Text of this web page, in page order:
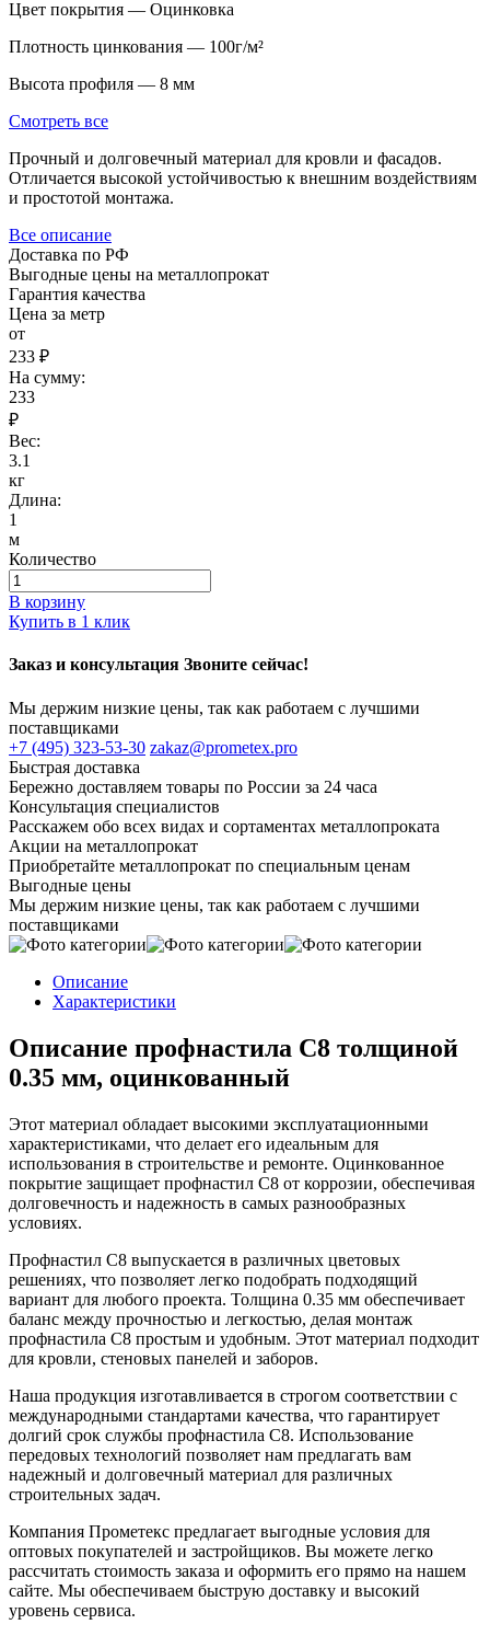
Цвет покрытия — Оцинковка
Плотность цинкования — 100г/м²
Высота профиля — 8 мм
Смотреть все
Прочный и долговечный материал для кровли и фасадов.
Отличается высокой устойчивостью к внешним воздействиям
и простотой монтажа.
Все описание
Доставка по РФ
Выгодные цены на металлопрокат
Гарантия качества
Цена за метр
от
233 ₽
На сумму:
233
₽
Вес:
3.1
кг
Длина:
1
м
Количество
В корзину
Купить в 1 клик
Заказ и консультация Звоните сейчас!
Мы держим низкие цены, так как работаем с лучшими
поставщиками
+7 (495) 323-53-30 zakaz@prometex.pro
Быстрая доставка
Бережно доставляем товары по России за 24 часа
Консультация специалистов
Расскажем обо всех видах и сортаментах металлопроката
Акции на металлопрокат
Приобретайте металлопрокат по специальным ценам
Выгодные цены
Мы держим низкие цены, так как работаем с лучшими
поставщиками
Описание
Характеристики
Описание профнастила С8 толщиной
0.35 мм, оцинкованный
Этот материал обладает высокими эксплуатационными
характеристиками, что делает его идеальным для
использования в строительстве и ремонте. Оцинкованное
покрытие защищает профнастил С8 от коррозии, обеспечивая
долговечность и надежность в самых разнообразных
условиях.
Профнастил С8 выпускается в различных цветовых
решениях, что позволяет легко подобрать подходящий
вариант для любого проекта. Толщина 0.35 мм обеспечивает
баланс между прочностью и легкостью, делая монтаж
профнастила С8 простым и удобным. Этот материал подходит
для кровли, стеновых панелей и заборов.
Наша продукция изготавливается в строгом соответствии с
международными стандартами качества, что гарантирует
долгий срок службы профнастила С8. Использование
передовых технологий позволяет нам предлагать вам
надежный и долговечный материал для различных
строительных задач.
Компания Прометекс предлагает выгодные условия для
оптовых покупателей и застройщиков. Вы можете легко
рассчитать стоимость заказа и оформить его прямо на нашем
сайте. Мы обеспечиваем быструю доставку и высокий
уровень сервиса.